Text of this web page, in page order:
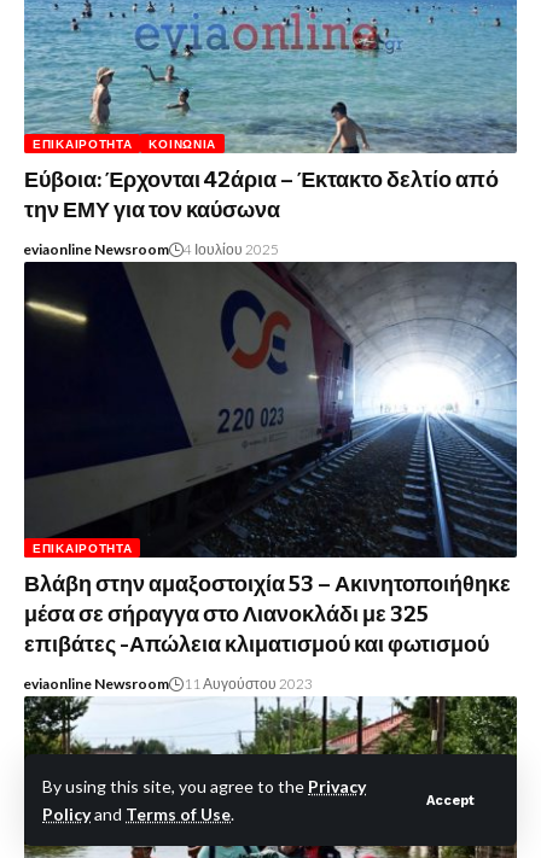
By using this site, you agree to the Privacy
Policyand Terms of Use.
Accept
ΕΠΙΚΑΙΡΌΤΗΤΑ ΚΟΙΝΩΝΊΑ
Εύβοια: Έρχονται 42άρια – Έκτακτο δελτίο από
την ΕΜΥ για τον καύσωνα
eviaonline Newsroom 4 Ιουλίου 2025
ΕΠΙΚΑΙΡΌΤΗΤΑ
Βλάβη στην αμαξοστοιχία 53 – Ακινητοποιήθηκε
μέσα σε σήραγγα στο Λιανοκλάδι με 325
επιβάτες -Απώλεια κλιματισμού και φωτισμού
eviaonline Newsroom 11 Αυγούστου 2023